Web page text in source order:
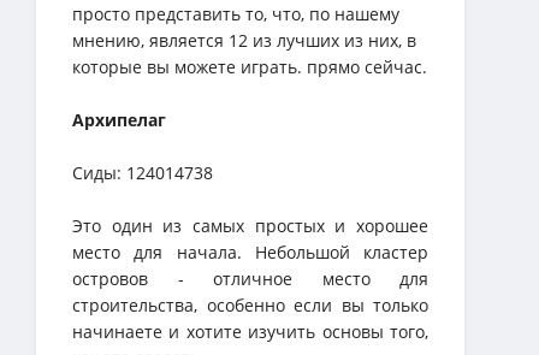
просто представить то, что, по нашему
мнению, является 12 из лучших из них, в
которые вы можете играть. прямо сейчас.
Архипелаг
Сиды: 124014738
Это один из самых простых и хорошее
место для начала. Небольшой кластер
островов - отличное место для
строительства, особенно если вы только
начинаете и хотите изучить основы того,